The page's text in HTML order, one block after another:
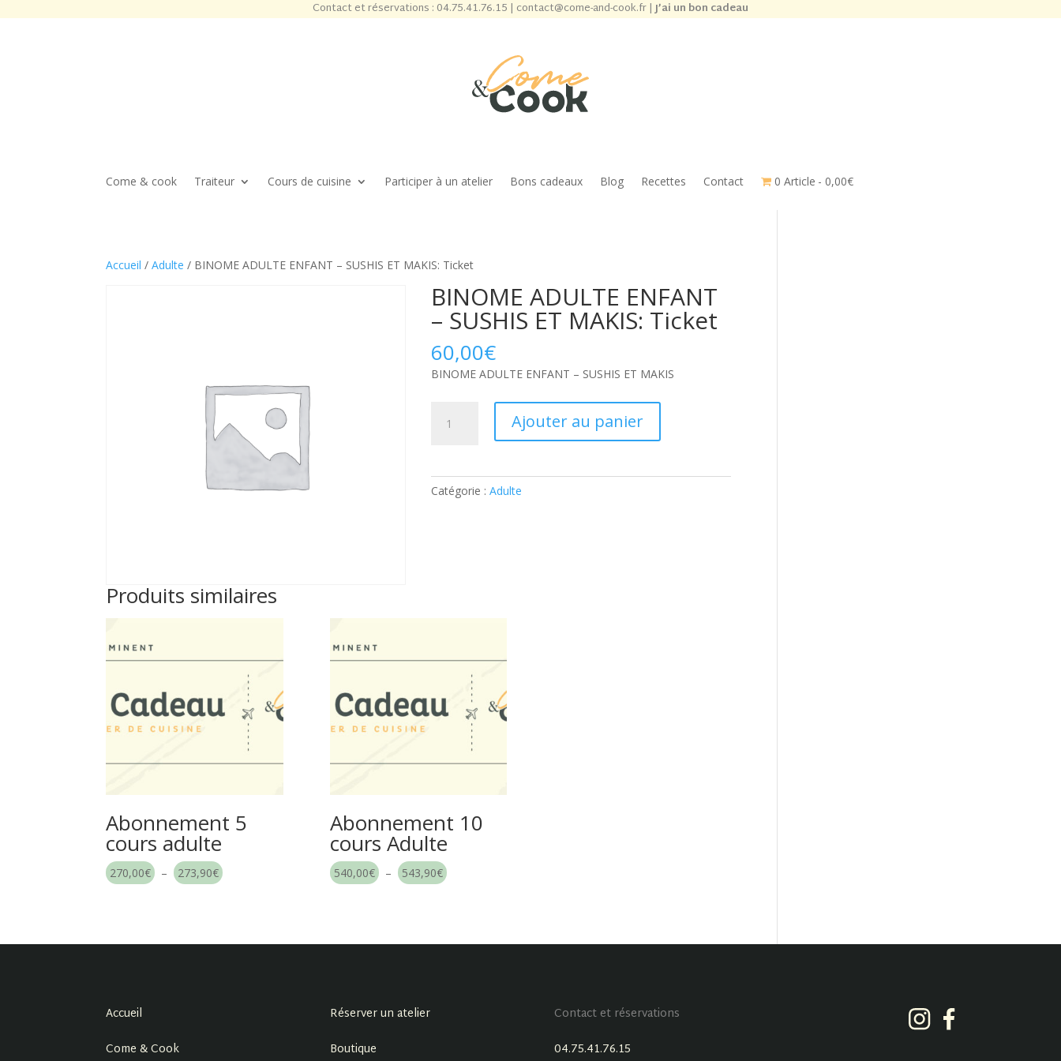
Contact et réservations : 04.75.41.76.15 | contact@come-and-cook.fr|J’ai un bon cadeau
Come & cook Traiteur Cours de cuisine Participer à un atelier Bons cadeaux Blog Recettes Contact 0 Article 0,00€
Accueil /Adulte / BINOME ADULTE ENFANT – SUSHIS ET MAKIS: Ticket
BINOME ADULTE ENFANT
– SUSHIS ET MAKIS: Ticket
60,00€
BINOME ADULTE ENFANT – SUSHIS ET MAKIS
Ajouter au panier
Catégorie :Adulte
Produits similaires
Abonnement 5
cours adulte
270,00€ – 273,90€ Plage
à
Abonnement 10
cours Adulte
540,00€ – 543,90€ Plage
à
Accueil
Come & Cook
Réserver un atelier
Boutique
Contact et réservations
04.75.41.76.15